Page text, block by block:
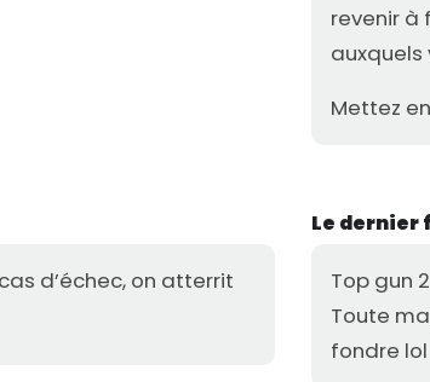
revenir à
auxquels
Mettez
d’échec, on atterrit
Le dernier
Top gun 2
Toute
fondre lol